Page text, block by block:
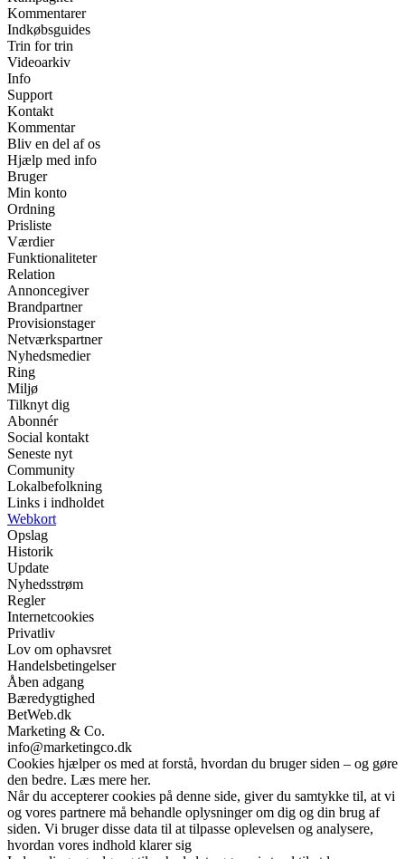
Kommentarer
Indkøbsguides
Trin for trin
Videoarkiv
Info
Support
Kontakt
Kommentar
Bliv en del af os
Hjælp med info
Bruger
Min konto
Ordning
Prisliste
Værdier
Funktionaliteter
Relation
Annoncegiver
Brandpartner
Provisionstager
Netværkspartner
Nyhedsmedier
Ring
Miljø
Tilknyt dig
Abonnér
Social kontakt
Seneste nyt
Community
Lokalbefolkning
Links i indholdet
Webkort
Opslag
Historik
Update
Nyhedsstrøm
Regler
Internetcookies
Privatliv
Lov om ophavsret
Handelsbetingelser
Åben adgang
Bæredygtighed
BetWeb.dk
Marketing & Co.
info@marketingco.dk
Cookies hjælper os med at forstå, hvordan du bruger siden – og gøre
den bedre. Læs mere her.
Når du accepterer cookies på denne side, giver du samtykke til, at vi
og vores partnere må behandle oplysninger om dig og din brug af
siden. Vi bruger disse data til at tilpasse oplevelsen og analysere,
hvordan vores indhold klarer sig